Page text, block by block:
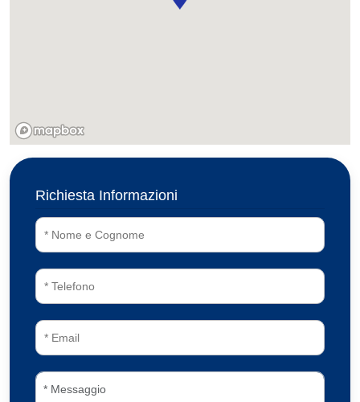
Richiesta Informazioni